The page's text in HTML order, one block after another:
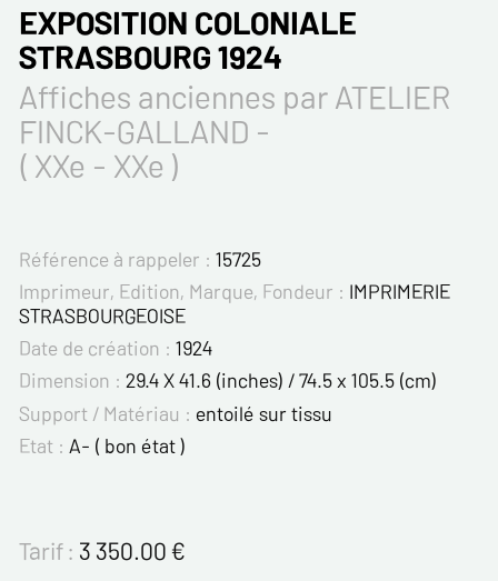
EXPOSITION COLONIALE
STRASBOURG 1924
Affiches anciennes par ATELIER
FINCK-GALLAND -
( XXe - XXe )
Référence à rappeler : 15725
Imprimeur, Edition, Marque, Fondeur : IMPRIMERIE
STRASBOURGEOISE
Date de création : 1924
Dimension : 29.4 X 41.6 (inches) / 74.5 x 105.5 (cm)
Support / Matériau : entoilé sur tissu
Etat : A- ( bon état )
Tarif : 3 350.00€